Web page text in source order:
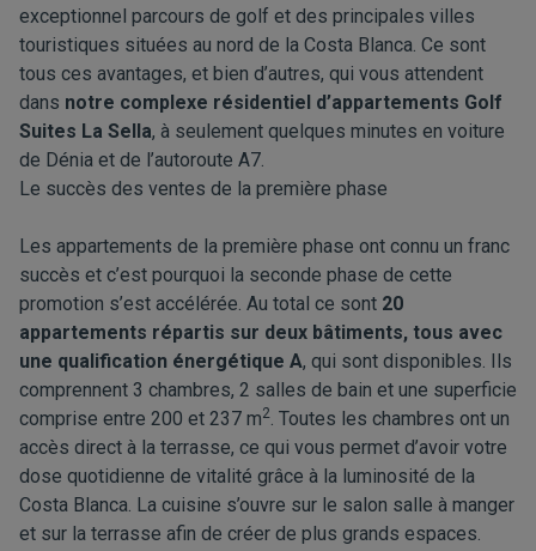
exceptionnel parcours de golf et des principales villes
touristiques situées au nord de la Costa Blanca. Ce sont
tous ces avantages, et bien d’autres, qui vous attendent
dans notre complexe résidentiel d’appartements Golf
Suites La Sella, à seulement quelques minutes en voiture
de Dénia et de l’autoroute A7.
Le succès des ventes de la première phase
Les appartements de la première phase ont connu un franc
succès et c’est pourquoi la seconde phase de cette
promotion s’est accélérée. Au total ce sont 20
appartements répartis sur deux bâtiments, tous avec
une qualification énergétique A, qui sont disponibles. Ils
comprennent 3 chambres, 2 salles de bain et une superficie
comprise entre 200 et 237 m2. Toutes les chambres ont un
accès direct à la terrasse, ce qui vous permet d’avoir votre
dose quotidienne de vitalité grâce à la luminosité de la
Costa Blanca. La cuisine s’ouvre sur le salon salle à manger
et sur la terrasse afin de créer de plus grands espaces.